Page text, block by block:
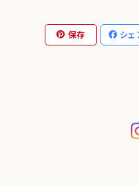
保存 シェ